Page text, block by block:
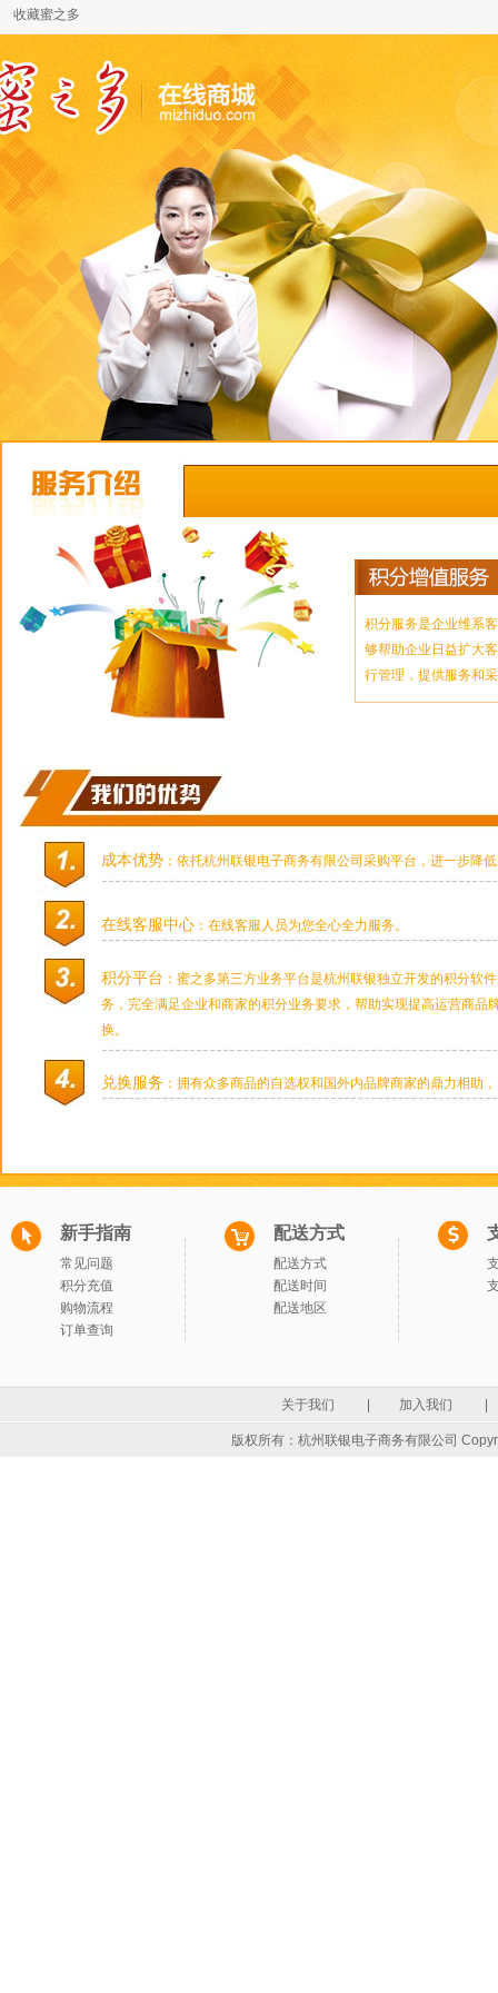
收藏蜜之多
积分服务是企业维系
够帮助企业日益扩大
行管理，提供服务和
成本优势 ：依托杭州联银电子商务有限公司采购平台，进一步降
在线客服中心 ：在线客服人员为您全心全力服务。
积分平台 ：蜜之多第三方业务平台是杭州联银独立开发的积分软
务，完全满足企业和商家的积分业务要求，帮助实现提高运营商
换。
兑换服务 ：拥有众多商品的自选权和国外内品牌商家的鼎力相助
新手指南
常见问题
积分充值
购物流程
订单查询
配送方式
配送方式
配送时间
配送地区
关于我们 加入我们
版权所有：杭州联银电子商务有限公司